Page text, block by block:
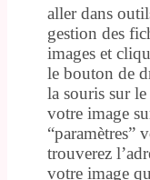
aller dans
gestion des
images et
le bouton de
la souris sur
votre image
“paramètres”
trouverez
votre image